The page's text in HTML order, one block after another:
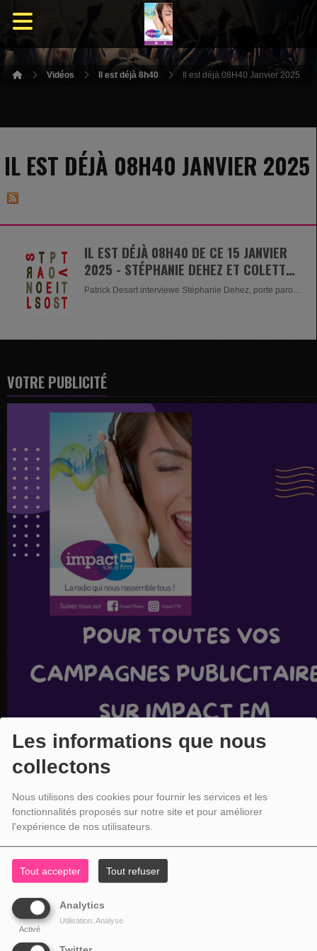
Les informations que nous
collectons
Nous utilisons des cookies pour fournir les services et les
fonctionnalités proposés sur notre site et pour améliorer
l'expérience de nos utilisateurs.
Tout accepter Tout refuser
Analytics
Activé
Utilisation: Analyse
Vidéos Il est déjà 8h40 Il est déjà 08H40 Janvier 2025
IL EST DÉJÀ 08H40 JANVIER 2025
IL EST DÉJÀ 08H40 DE CE 15 JANVIER
2025 - STÉPHANIE DEHEZ ET COLETTE
RÉGIBEAU,
Patrick Desart interviewe Stéphanie Dehez, porte parole
VOTRE PUBLICITÉ